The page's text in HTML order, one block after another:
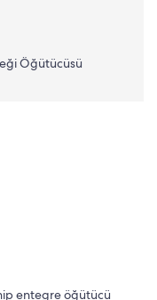
Öğütücüsü
entegre öğütücü